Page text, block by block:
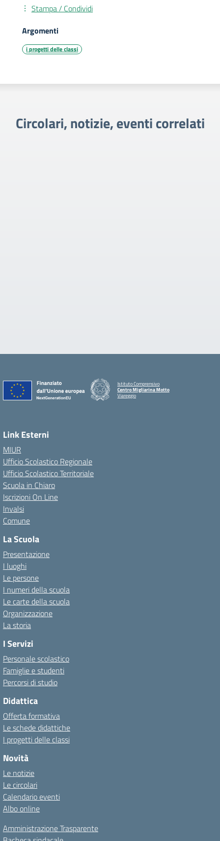
Stampa / Condividi
Argomenti
i progetti delle classi
Circolari, notizie, eventi correlati
Istituto Comprensivo
Centro Migliarina Motto
Viareggio
Link Esterni
MIUR
Ufficio Scolastico Regionale
Ufficio Scolastico Territoriale
Scuola in Chiaro
Iscrizioni On Line
Invalsi
Comune
La Scuola
Presentazione
I luoghi
Le persone
I numeri della scuola
Le carte della scuola
Organizzazione
La storia
I Servizi
Personale scolastico
Famiglie e studenti
Percorsi di studio
Didattica
Offerta formativa
Le schede didattiche
I progetti delle classi
Novità
Le notizie
Le circolari
Calendario eventi
Albo online
Amministrazione Trasparente